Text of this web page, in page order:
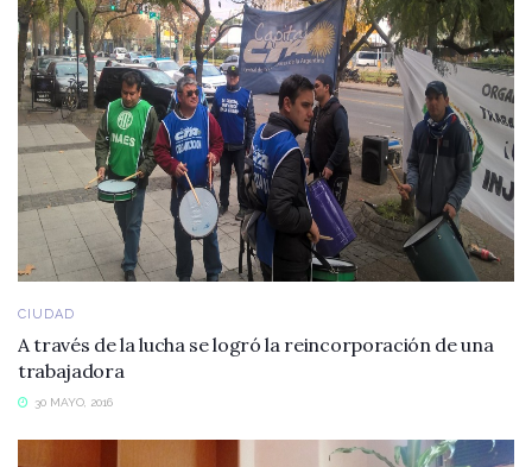
CIUDAD
A través de la lucha se logró la reincorporación de una
trabajadora
30 MAYO, 2016